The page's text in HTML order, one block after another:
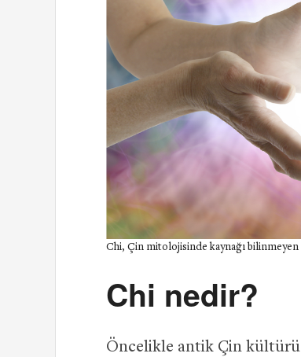
Chi, Çin mitolojisinde kaynağı
Chi nedir?
Öncelikle antik Çin